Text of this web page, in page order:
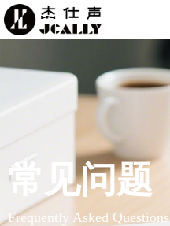
常见问题
Frequently Asked Questions